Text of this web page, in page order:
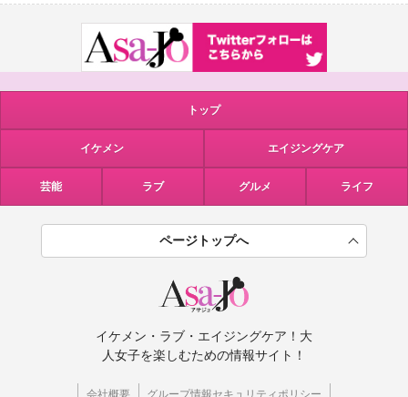
トップ
イケメン エイジングケア
芸能 ラブ グルメ ライフ
ページトップへ
イケメン・ラブ・エイジングケア！大
人女子を楽しむための情報サイト！
会社概要 グループ情報セキュリティポリシー